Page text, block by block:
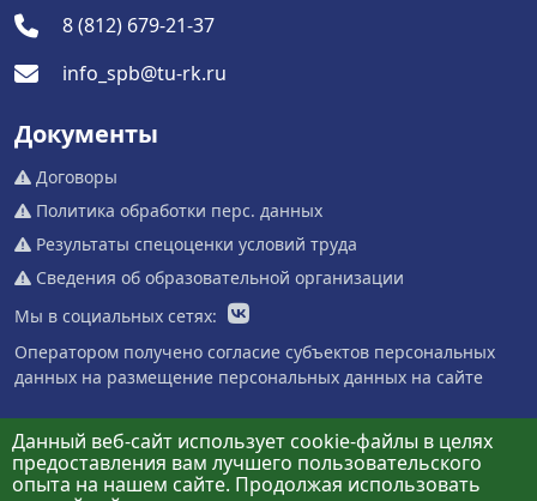
8 (812) 679-21-37
info_spb@tu-rk.ru
Документы
Договоры
Политика обработки перс. данных
Результаты спецоценки условий труда
Сведения об образовательной организации
Мы в социальных сетях:
Оператором получено согласие субъектов персональных
данных на размещение персональных данных на сайте
Данный веб-сайт использует cookie-файлы в целях
предоставления вам лучшего пользовательского
опыта на нашем сайте. Продолжая использовать